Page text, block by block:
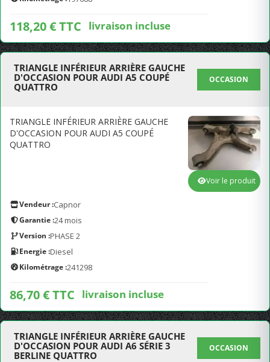
118,20 € TTC livraison incluse
TRIANGLE INFÉRIEUR ARRIÈRE GAUCHE
D'OCCASION POUR AUDI A5 COUPÉ
QUATTRO
OCCASION
TRIANGLE INFÉRIEUR ARRIÈRE GAUCHE
D'OCCASION POUR AUDI A5 COUPÉ
QUATTRO
Vendeur :Capnor
Garantie :24 mois
Version :PHASE 2
Energie :Diesel
Kilométrage :241298
86,70 € TTC livraison incluse
Voir le produit
TRIANGLE INFÉRIEUR ARRIÈRE GAUCHE
D'OCCASION POUR AUDI A6 SÉRIE 3
BERLINE QUATTRO
OCCASION